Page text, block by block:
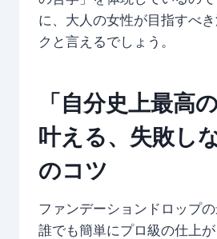
に、大人の女性が目指すべ
クと言えるでしょう。
「自分史上最高
叶える、失敗し
のコツ
ファンデーションドロップの
誰でも簡単にプロ級の仕上